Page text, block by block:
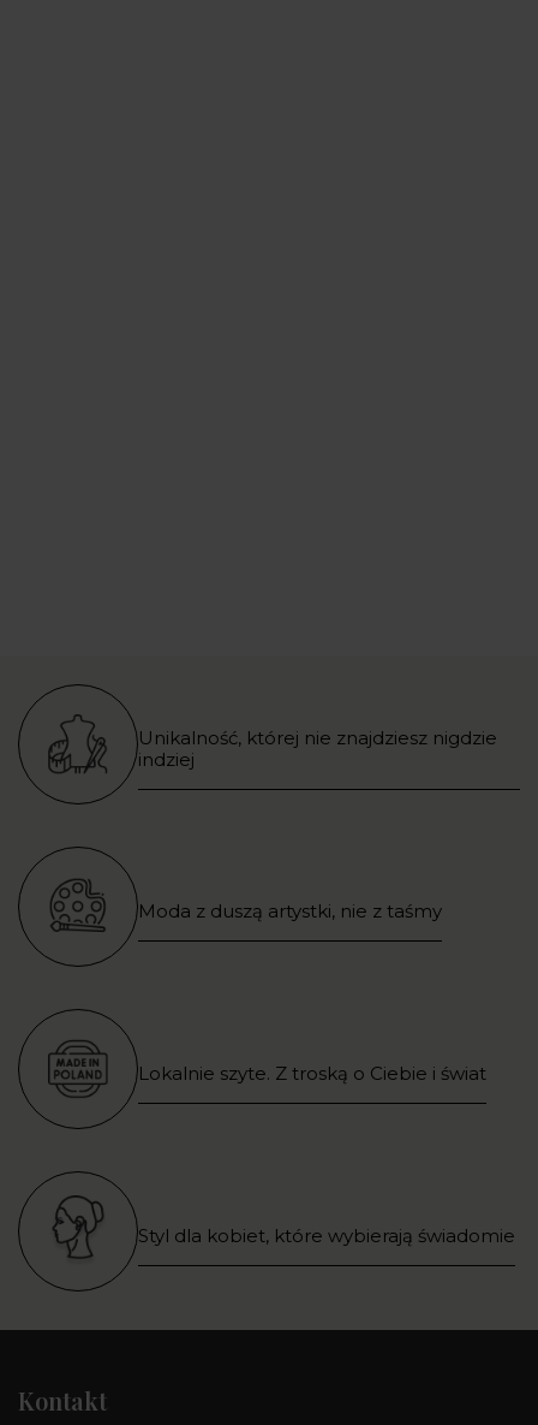
Unikalność, której nie znajdziesz nigdzie
indziej
Moda z duszą artystki, nie z taśmy
Lokalnie szyte. Z troską o Ciebie i świat
Styl dla kobiet, które wybierają świadomie
Kontakt